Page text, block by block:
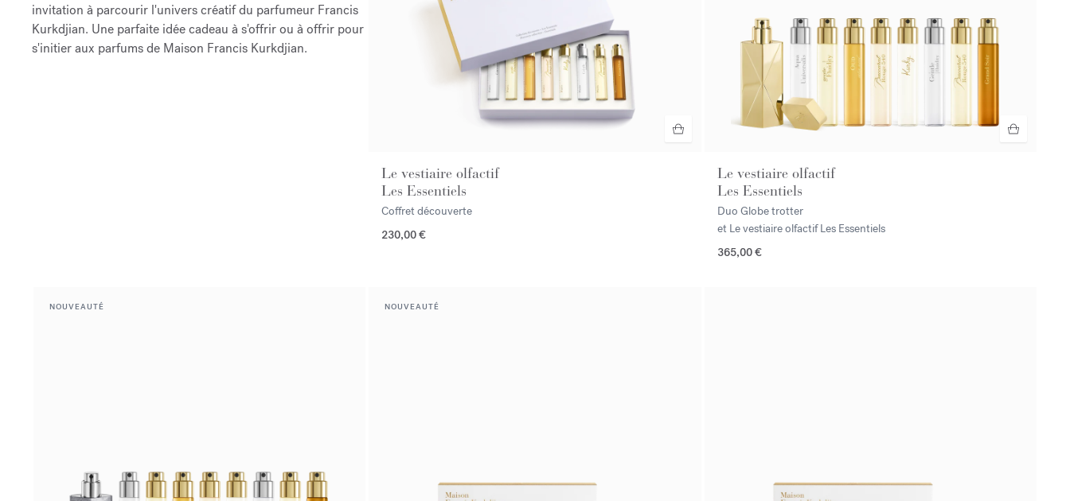
invitation à parcourir l'univers créatif du parfumeur Francis
Kurkdjian. Une parfaite idée cadeau à s'offrir ou à offrir pour
s'initier aux parfums de Maison Francis Kurkdjian.
Le vestiaire olfactif
Les Essentiels
Coffret découverte
230,00 €
Le vestiaire olfactif
Les Essentiels
Duo Globe trotter
et Le vestiaire olfactif Les Essentiels
365,00 €
NOUVEAUTÉ NOUVEAUTÉ